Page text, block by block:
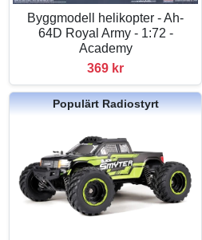
Byggmodell helikopter - Ah-
64D Royal Army - 1:72 -
Academy
369 kr
Populärt Radiostyrt